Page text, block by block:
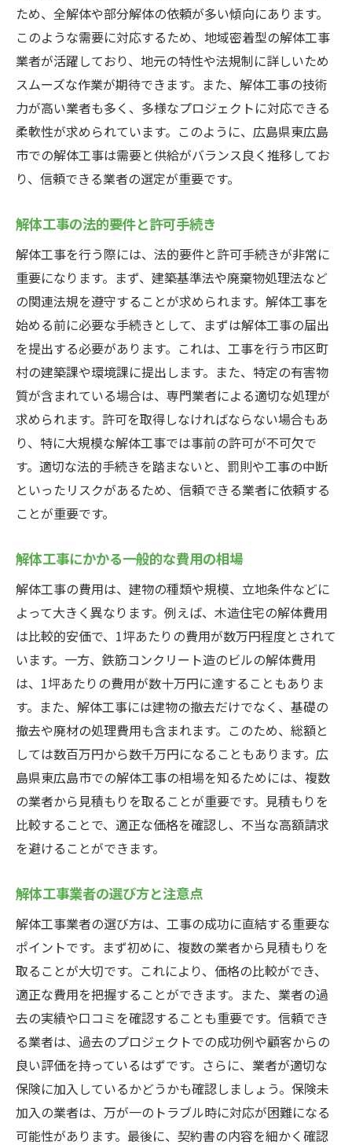
見積もり書の基本構成と見方
費用の内訳とその確認方法
作業内容と範囲の詳細確認
工事期間とスケジュールの確認
安全対策と環境対策の内容確認
契約前に確認すべき重要事項
信頼できる解体工事業者を見つけるための広島
信頼できる業者の選定基準
過去の実績と評判の確認方法
業者の資格と認証の確認
契約前の業者との面談ポイント
業者の対応品質とコミュニケーション
地元での口コミや紹介を活用する方法
解体工事見積もりを取る際に避けるべき落とし
穴とその対策
見積もりの不透明さに注意
追加料金の発生条件の確認
契約内容の不明点をクリアにする
工事中のトラブル防止策
安すぎる見積もりのリスクと対策
複数の見積もりを取ることで解体工事の安心感
を得る方法
複数の見積もり取得のメリット
見積もり比較時の注意点
業者選定の際の重要ポイント
見積もりに基づく予算調整方法
安価な見積もりに潜むリスクの見極め方
最適な見積もりを選ぶための判断基準
広島県東広島市での解体工事見積もりが成功す
るための秘訣
成功する見積もり取得のステップ
見積もり後のフォローアップ方法
解体工事がスムーズに進行するためのポイ
ント
業者との良好な関係を築く方法
ため、全解体や部分解体の依頼が多い傾向にあります。
このような需要に対応するため、地域密着型の解体工事
業者が活躍しており、地元の特性や法規制に詳しいため
スムーズな作業が期待できます。また、解体工事の技術
力が高い業者も多く、多様なプロジェクトに対応できる
柔軟性が求められています。このように、広島県東広島
市での解体工事は需要と供給がバランス良く推移してお
り、信頼できる業者の選定が重要です。
解体工事の法的要件と許可手続き
解体工事を行う際には、法的要件と許可手続きが非常に
重要になります。まず、建築基準法や廃棄物処理法など
の関連法規を遵守することが求められます。解体工事を
始める前に必要な手続きとして、まずは解体工事の届出
を提出する必要があります。これは、工事を行う市区町
村の建築課や環境課に提出します。また、特定の有害物
質が含まれている場合は、専門業者による適切な処理が
求められます。許可を取得しなければならない場合もあ
り、特に大規模な解体工事では事前の許可が不可欠で
す。適切な法的手続きを踏まないと、罰則や工事の中断
といったリスクがあるため、信頼できる業者に依頼する
ことが重要です。
解体工事にかかる一般的な費用の相場
解体工事の費用は、建物の種類や規模、立地条件などに
よって大きく異なります。例えば、木造住宅の解体費用
は比較的安価で、1坪あたりの費用が数万円程度とされて
います。一方、鉄筋コンクリート造のビルの解体費用
は、1坪あたりの費用が数十万円に達することもありま
す。また、解体工事には建物の撤去だけでなく、基礎の
撤去や廃材の処理費用も含まれます。このため、総額と
しては数百万円から数千万円になることもあります。広
島県東広島市での解体工事の相場を知るためには、複数
の業者から見積もりを取ることが重要です。見積もりを
比較することで、適正な価格を確認し、不当な高額請求
を避けることができます。
解体工事業者の選び方と注意点
解体工事業者の選び方は、工事の成功に直結する重要な
ポイントです。まず初めに、複数の業者から見積もりを
取ることが大切です。これにより、価格の比較ができ、
適正な費用を把握することができます。また、業者の過
去の実績や口コミを確認することも重要です。信頼でき
る業者は、過去のプロジェクトでの成功例や顧客からの
良い評価を持っているはずです。さらに、業者が適切な
保険に加入しているかどうかも確認しましょう。保険未
加入の業者は、万が一のトラブル時に対応が困難になる
可能性があります。最後に、契約書の内容を細かく確認